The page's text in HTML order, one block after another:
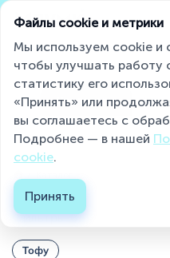
Miaumi® на страже чистоты и
Каталог
О бренде
Контакты
Все товары
Фильтры
Тофу
Файлы cookie и метрики
Мы используем cookie и
чтобы улучшать работу
статистику его
«Принять» или
вы соглашаетесь с
Подробнее — в нашей
cookie.
Принять